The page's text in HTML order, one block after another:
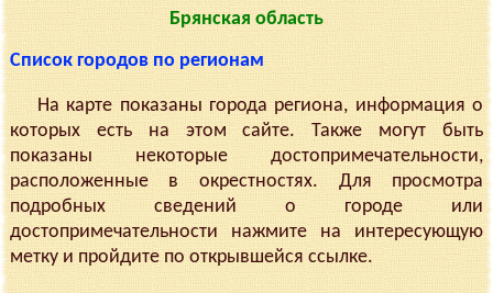
Брянская область
Список городов по регионам
На карте показаны города региона, информация о
которых есть на этом сайте. Также могут быть
показаны некоторые достопримечательности,
расположенные в окрестностях. Для просмотра
подробных сведений о городе или
достопримечательности нажмите на интересующую
метку и пройдите по открывшейся ссылке.